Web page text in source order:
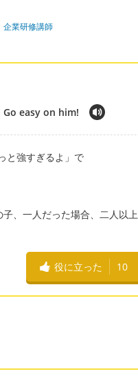
企業研修講師
easy on him!
と強すぎるよ」で
、一人だった場合、二人以
役に立った 10